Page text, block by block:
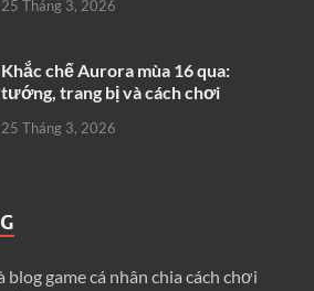
25 Tháng 3, 2026
Khắc chế Aurora mùa 16 qua:
tướng, trang bị và cách chơi
25 Tháng 3, 2026
game cá nhân chia cách chơi